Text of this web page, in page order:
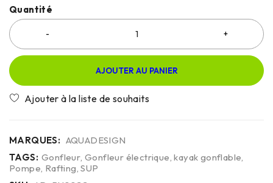
Quantité
AJOUTER AU PANIER
MARQUES: AQUADESIGN
TAGS: Gonfleur ,Gonfleur électrique ,kayak gonflable
Pompe Rafting ,SUP